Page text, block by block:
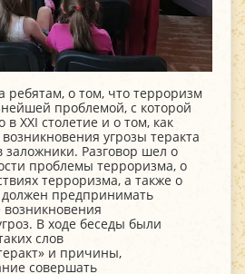
ребятам, о том, что терроризм
проблемой, с которой
XXI столетие и о том, как
угрозы теракта
заложники. Разговор шел о
проблемы терроризма, о
терроризма, а также о
должен предпринимать
В ходе беседы были
слов
и причины,
совершать